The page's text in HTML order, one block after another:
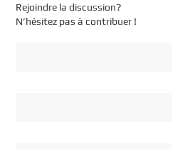
Rejoindre la discussion?
N’hésitez pas à contribuer !